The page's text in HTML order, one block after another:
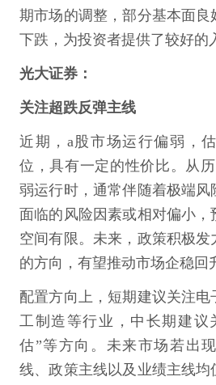
期市场的调整，部分基本面良
下跌，为投资者提供了较好的
光大证券：
关注超跌反弹主线
近期，a股市场运行偏弱，
位，具有一定的性价比。从
弱运行时，通常伴随着极端风
面临的风险因素或相对偏小
空间有限。未来，政策积极
的方向，有望推动市场企稳回
配置方向上，短期建议关注
工制造等行业，中长期建议
估”等方向。未来市场若出
线、政策主线以及业绩主线均